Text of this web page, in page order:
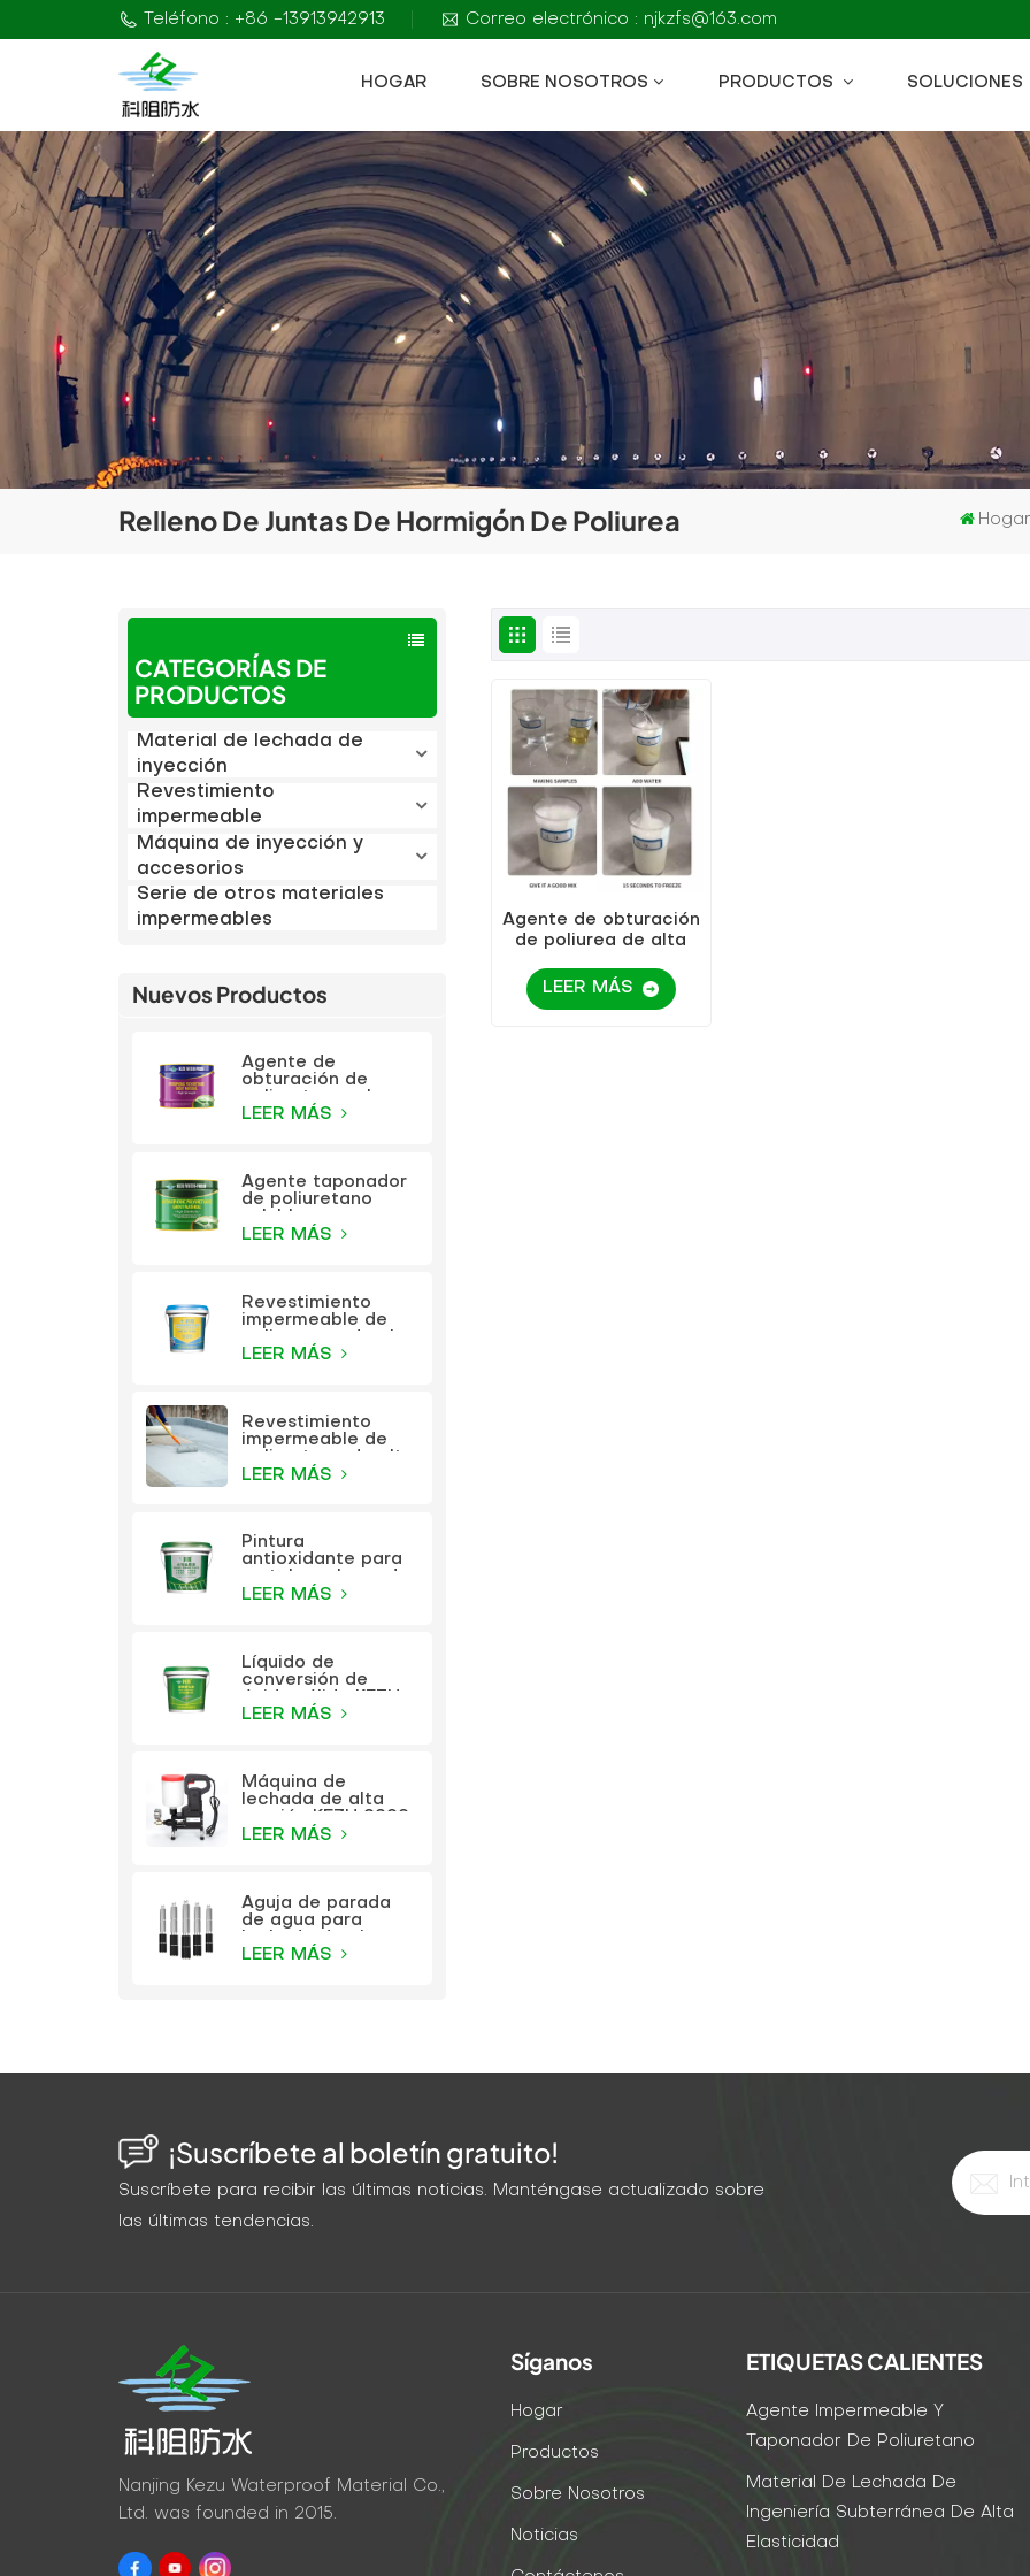
Teléfono : +86 -13913942913 Correo electrónico : njkzfs@163.com
HOGAR SOBRE NOSOTROS PRODUCTOS SOLUCIONES
Relleno De Juntas De Hormigón De Poliurea Hogar
CATEGORÍAS DE
PRODUCTOS
Material de lechada de
inyección
Revestimiento
impermeable
Máquina de inyección y
accesorios
Serie de otros materiales
impermeables
Nuevos Productos
Agente de
obturación de
de aceite KEZU
LEER MÁS
Agente taponador
de poliuretano
KEZU
LEER MÁS
Revestimiento
impermeable de
elasticidad
LEER MÁS
Revestimiento
impermeable de
elasticidad
LEER MÁS
Pintura
antioxidante para
agua KEZU (pintura
LEER MÁS
Líquido de
conversión de
(imprimación
LEER MÁS
Máquina de
lechada de alta
LEER MÁS
Aguja de parada
de agua para
presión KEZU
LEER MÁS
Agente de obturación
de poliurea de alta
directa de fábrica
LEER MÁS
¡Suscríbete al boletín gratuito!
Suscríbete para recibir las últimas noticias. Manténgase actualizado sobre
las últimas tendencias.
Nanjing Kezu Waterproof Material Co.,
Ltd. was founded in 2015.
Síganos
Hogar
Productos
Sobre Nosotros
Noticias
ETIQUETAS CALIENTES
Agente Impermeable Y
Taponador De Poliuretano
Material De Lechada De
Ingeniería Subterránea De Alta
Elasticidad